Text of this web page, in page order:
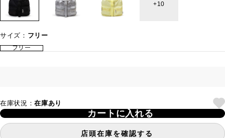
10
サイズ： フリー
フリー
在庫状況：在庫あり
カートに入れる
店頭在庫を確認する